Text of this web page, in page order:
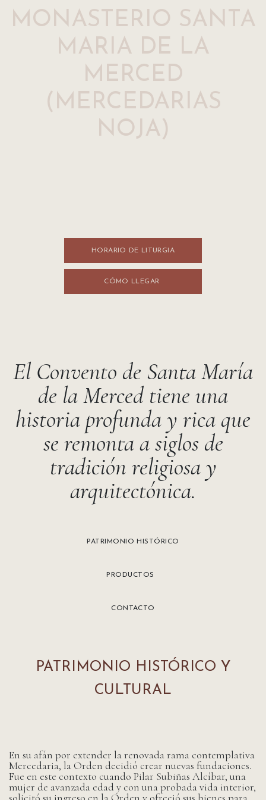
MONASTERIO SANTA
MARIA DE LA
MERCED
(MERCEDARIAS
NOJA)
HORARIO DE LITURGI​​A
CÓMO LLEGA​​R
El Convento de Santa María
de la Merced tiene una
historia profunda y rica que
se remonta a siglos de
tradición religiosa y
arquitectónica.
PATRIMONIO HISTÓRICO
PRODUCTOS
CONTACTO
PATRIMONIO HISTÓRICO Y
CULTURAL
En su afán por extender la renovada rama contemplativa
Mercedaria, la Orden decidió crear nuevas fundaciones.
Fue en este contexto cuando Pilar Subiñas Alcíbar, una
mujer de avanzada edad y con una probada vida interior,